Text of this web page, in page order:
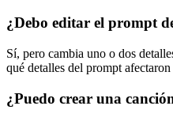
¿Debo editar el prompt
Sí, pero cambia uno o dos
qué detalles del prompt
¿Puedo crear una